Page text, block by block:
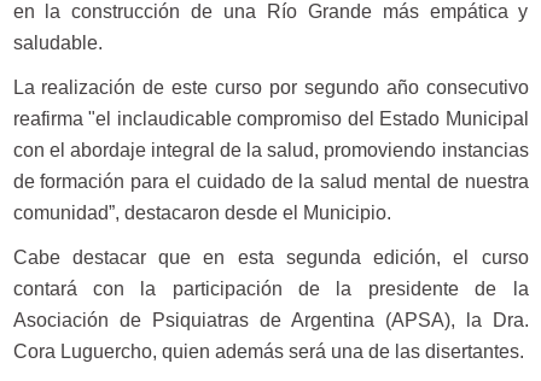
en la construcción de una Río Grande más empática y
saludable.
La realización de este curso por segundo año consecutivo
reafirma "el inclaudicable compromiso del Estado Municipal
con el abordaje integral de la salud, promoviendo instancias
de formación para el cuidado de la salud mental de nuestra
comunidad”, destacaron desde el Municipio.
Cabe destacar que en esta segunda edición, el curso
contará con la participación de la presidente de la
Asociación de Psiquiatras de Argentina (APSA), la Dra.
Cora Luguercho, quien además será una de las disertantes.